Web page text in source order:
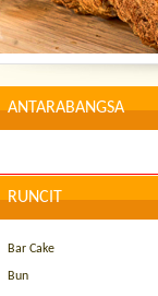
ANTARABANGSA
RUNCIT
Bar Cake
Bun